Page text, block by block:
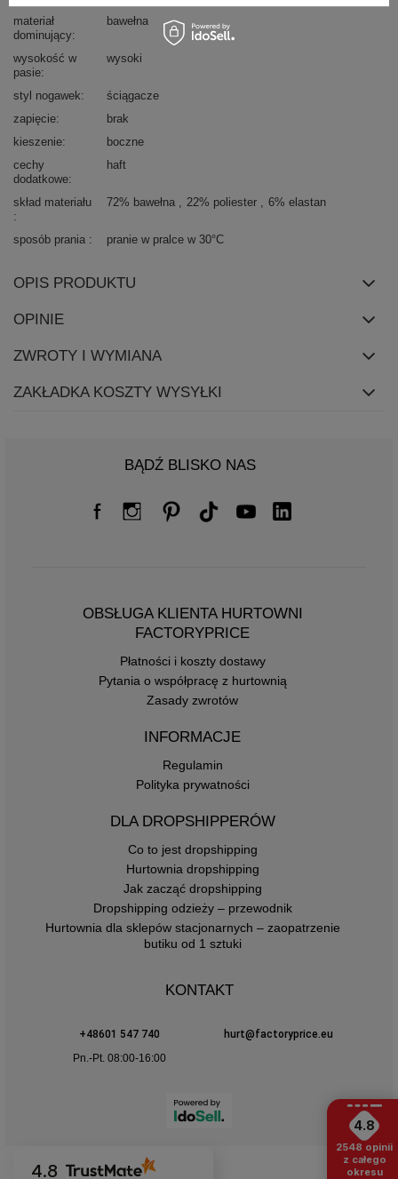
materiał
dominujący
bawełna
wysokość w
pasie
wysoki
styl nogawek
ściągacze
zapięcie
brak
kieszenie
boczne
cechy
dodatkowe
haft
skład materiału 72% bawełna 22% poliester 6% elastan
sposób prania pranie w pralce w 30°C
OPIS PRODUKTU
OPINIE
ZWROTY I WYMIANA
ZAKŁADKA KOSZTY WYSYŁKI
BĄDŹ BLISKO NAS
OBSŁUGA KLIENTA HURTOWNI
FACTORYPRICE
Płatności i koszty dostawy
Pytania o współpracę z hurtownią
Zasady zwrotów
INFORMACJE
Regulamin
Polityka prywatności
DLA DROPSHIPPERÓW
Co to jest dropshipping
Hurtownia dropshipping
Jak zacząć dropshipping
Dropshipping odzieży – przewodnik
Hurtownia dla sklepów stacjonarnych – zaopatrzenie
butiku od 1 sztuki
KONTAKT
+48601 547 740
hurt@factoryprice.eu
Pn.-Pt. 08:00-16:00
4.8
4.8
2548 opinii
z całego
okresu